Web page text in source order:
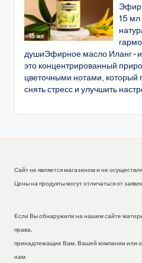
15
душиЭфирное масло Иланг-
это концентрированный
цветочными нотами, который
снять стресс и улучшить
Сайт не является магазином и не
Цены на продукты могут отличаться от
Если Вы обнаружили на нашем сайте
права,
принадлежащие Вам, Вашей компании или
нам.